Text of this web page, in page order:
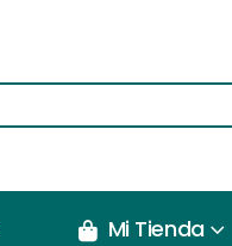
Mi Tienda